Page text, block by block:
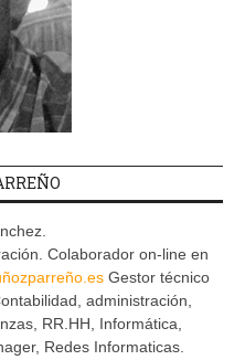
Colaborador on-line en
Gestor técnico
administración,
RR.HH, Informática,
Redes Informaticas.